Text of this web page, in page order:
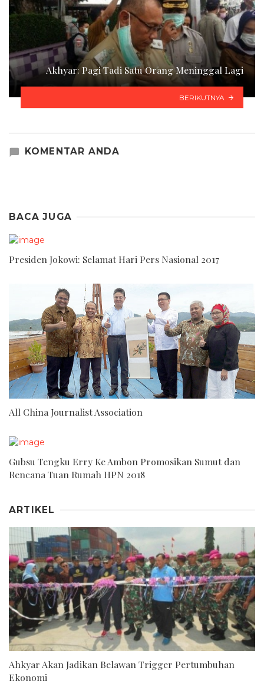
Akhyar: Pagi Tadi Satu Orang Meninggal Lagi
BERIKUTNYA
KOMENTAR ANDA
BACA JUGA
Presiden Jokowi: Selamat Hari Pers Nasional 2017
All China Journalist Association
Gubsu Tengku Erry Ke Ambon Promosikan Sumut dan
Rencana Tuan Rumah HPN 2018
ARTIKEL
Ahkyar Akan Jadikan Belawan Trigger Pertumbuhan
Ekonomi